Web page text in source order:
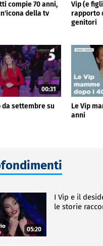
compie 70 anni,
della tv
Vip (e
rapporto
genitori
00:31
settembre su
Le Vip
anni
05:20
I Vip e il
le storie